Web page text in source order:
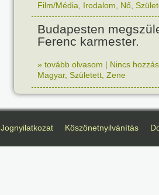
Film/Média
Irodalom Nő
Budapesten
Ferenc karmester.
» tovább olvasom | Nincs
Magyar, Született Zene
Jognyilatkozat Köszönetnyilvánítás